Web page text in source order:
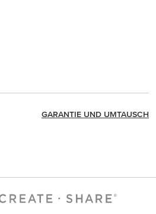
GARANTIE UND UMTAUSCH